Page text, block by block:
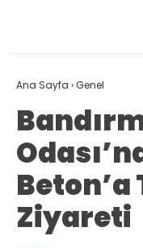
Ana Sayfa ›Genel
Ziyareti